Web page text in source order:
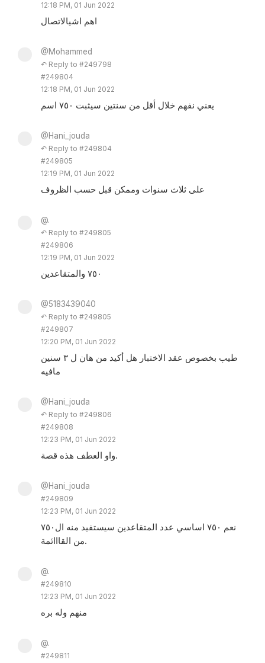
12:18 PM, 01 Jun 2022
اهم اشيالاتصال
@Mohammed
↶ Reply to #249798
#249804
12:18 PM, 01 Jun 2022
يعني نفهم خلال أقل من سنتين سيثبت ٧٥٠ اسم
@Hani_jouda
↶ Reply to #249804
#249805
12:19 PM, 01 Jun 2022
على ثلاث سنوات وممكن قبل حسب الظروف
@.
↶ Reply to #249805
#249806
12:19 PM, 01 Jun 2022
٧٥٠ والمتقاعدين
@5183439040
↶ Reply to #249805
#249807
12:20 PM, 01 Jun 2022
طيب بخصوص عقد الاختبار هل أكيد من هان ل ٣ سنين
مافيه
@Hani_jouda
↶ Reply to #249806
#249808
12:23 PM, 01 Jun 2022
واو العطف هذه قصة.
@Hani_jouda
#249809
12:23 PM, 01 Jun 2022
نعم ٧٥٠ اساسي عدد المتقاعدين سيستفيد منه ال٧٥٠
من القااائمة.
@.
#249810
12:23 PM, 01 Jun 2022
منهم وله بره
@.
#249811